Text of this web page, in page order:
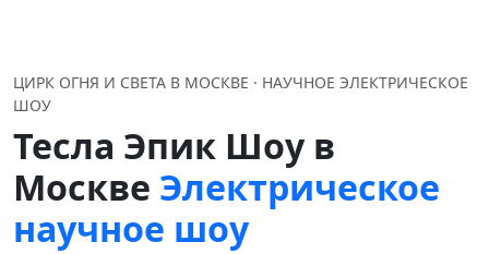
ЦИРК ОГНЯ И СВЕТА В МОСКВЕ · НАУЧНОЕ ЭЛЕКТРИЧЕСКОЕ
ШОУ
Тесла Эпик Шоу в
Москве Электрическое
научное шоу